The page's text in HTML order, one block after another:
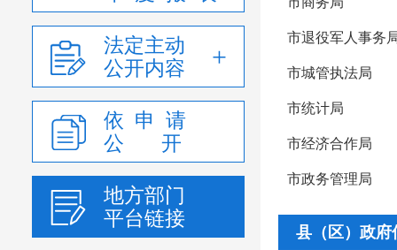
法定主动
公开内容
依 申 请
公 开
地方部门
平台链接
市退役军人事务
市城管执法局
市统计局
市经济合作局
市政务管理局
县（区）政府